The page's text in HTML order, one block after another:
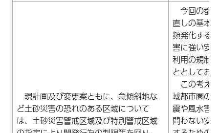
現計画及び変更案ともに、急傾斜地な
ど土砂災害の恐れのある区域について
は、土砂災害警戒区域及び特別警戒区域
今回の都
直しの基本
頻発化する
害に強い安
利用の規制
ととしてお
この考え
域都市圏の
震や風水害
問わない安